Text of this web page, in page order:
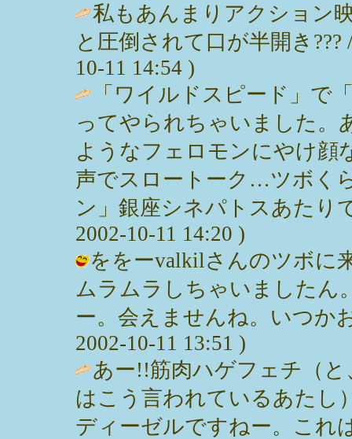
私もあんまりアクション
と圧倒されて口が半開き???
10-11 14:54 )
「ワイルドスピード」
ってやられちゃいました。
ようなフェロモンにやけ顔
声でスロートーク…ツボく
ン」銀座シネパトスあたり
2002-10-11 14:20 )
ををーvalkilさんのツボに
ムラムラしちゃいましたん
ー。会えませんね。いつか
2002-10-11 13:51 )
あー!!筋肉ハゲフェチ（
はこう言われているあたし
ディーゼルですねー。これ